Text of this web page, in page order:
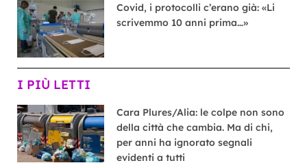
Covid, i protocolli c’erano già: «Li
scrivemmo 10 anni prima…»
I PIÙ LETTI
Cara Plures/Alia: le colpe non sono
della città che cambia. Ma di chi,
per anni ha ignorato segnali
evidenti a tutti